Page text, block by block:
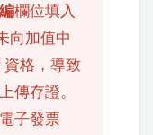
欄位填入
向加值中
資格，導致
傳存證。
子發票